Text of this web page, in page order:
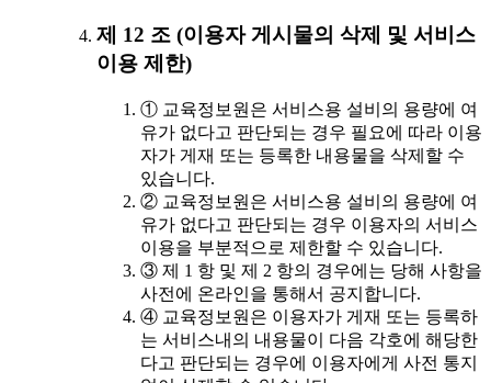
제 12 조 (이용자 게시물의 삭제 및 서비스
이용 제한)
① 교육정보원은 서비스용 설비의 용량에 여
유가 없다고 판단되는 경우 필요에 따라 이용
자가 게재 또는 등록한 내용물을 삭제할 수
있습니다.
② 교육정보원은 서비스용 설비의 용량에 여
유가 없다고 판단되는 경우 이용자의 서비스
이용을 부분적으로 제한할 수 있습니다.
③ 제 1 항 및 제 2 항의 경우에는 당해 사항을
사전에 온라인을 통해서 공지합니다.
④ 교육정보원은 이용자가 게재 또는 등록하
는 서비스내의 내용물이 다음 각호에 해당한
다고 판단되는 경우에 이용자에게 사전 통지